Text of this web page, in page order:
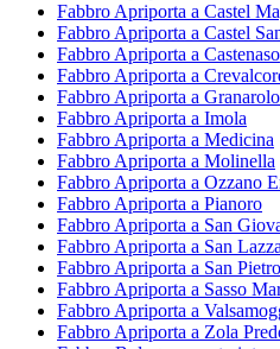
Fabbro Apriporta a Castel
Fabbro Apriporta a Castel
Fabbro Apriporta a Castenaso
Fabbro Apriporta a
Fabbro Apriporta a
Fabbro Apriporta a Imola
Fabbro Apriporta a Medicina
Fabbro Apriporta a Molinella
Fabbro Apriporta a Ozzano
Fabbro Apriporta a Pianoro
Fabbro Apriporta a San
Fabbro Apriporta a San
Fabbro Apriporta a San
Fabbro Apriporta a Sasso
Fabbro Apriporta a
Fabbro Apriporta a Zola